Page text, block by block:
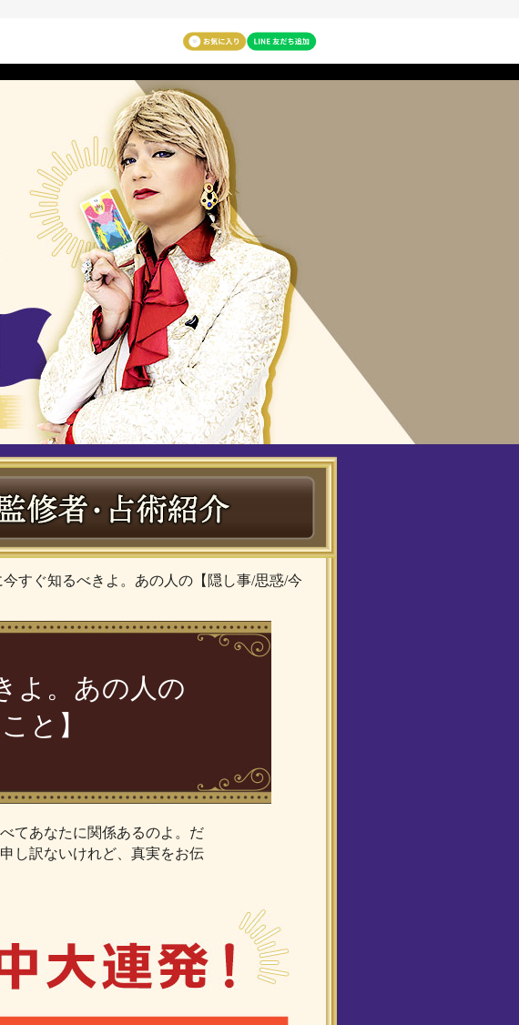
すぐ知るべきよ。あの人の【隠し事/思惑/今
よ。あの人の
と】
てあなたに関係あるのよ。だ
し訳ないけれど、真実をお伝